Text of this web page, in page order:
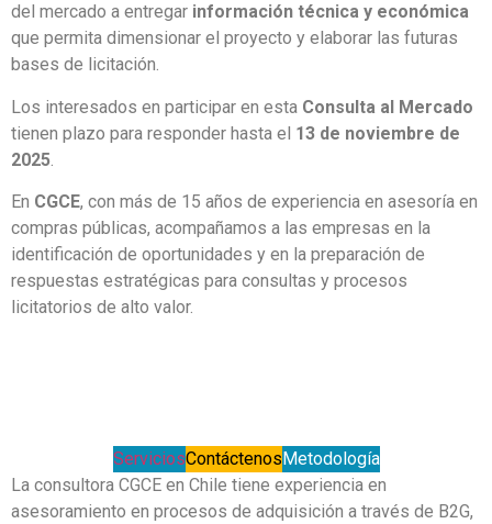
del mercado a entregar información técnica y económica
que permita dimensionar el proyecto y elaborar las futuras
bases de licitación.
Los interesados en participar en esta Consulta al Mercado
tienen plazo para responder hasta el 13 de noviembre de
2025
En CGCE, con más de 15 años de experiencia en asesoría en
compras públicas, acompañamos a las empresas en la
identificación de oportunidades y en la preparación de
respuestas estratégicas para consultas y procesos
licitatorios de alto valor.
ServiciosContáctenos Metodología
La consultora CGCE en Chile tiene experiencia en
asesoramiento en procesos de adquisición a través de B2G,